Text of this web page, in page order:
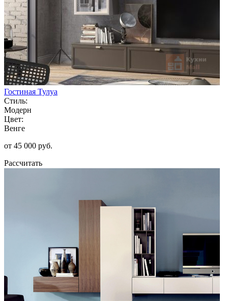
Гостиная Тулуа
Стиль:
Модерн
Цвет:
Венге
от 45 000 руб.
Рассчитать